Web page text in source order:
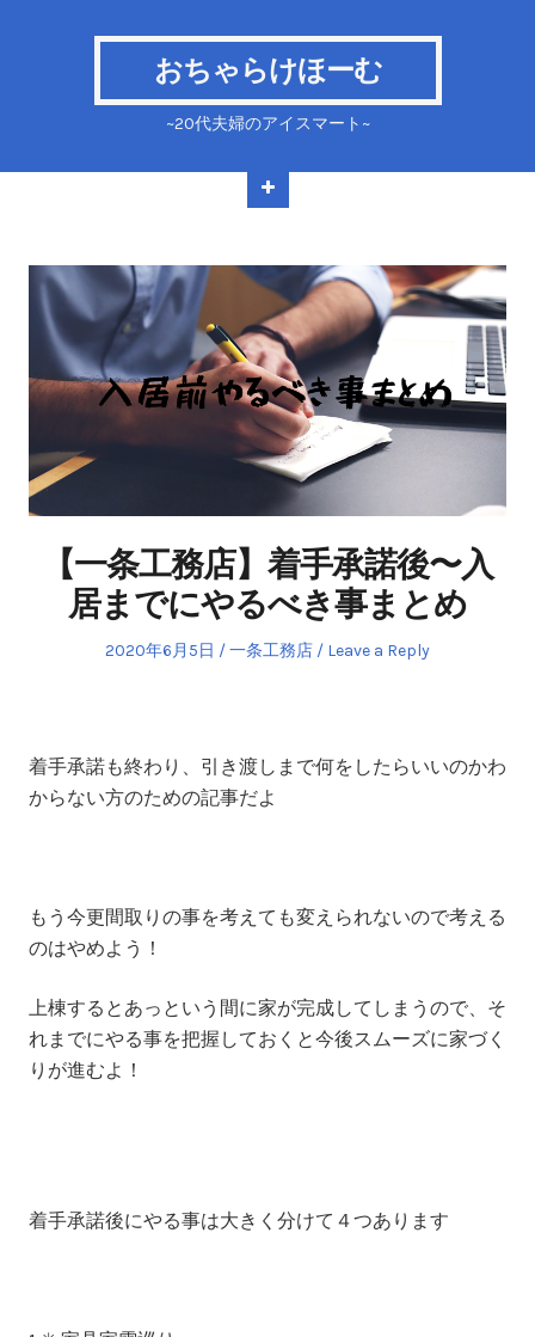
おちゃらけほーむ
~20代夫婦のアイスマート~
【一条工務店】着手承諾後〜入
居までにやるべき事まとめ
Posted
2020年6月5日
Posted
一条工務店 Leave a Reply
着手承諾も終わり、引き渡しまで何をしたらいいのかわ
からない方のための記事だよ
もう今更間取りの事を考えても変えられないので考える
のはやめよう！
上棟するとあっという間に家が完成してしまうので、そ
れまでにやる事を把握しておくと今後スムーズに家づく
りが進むよ！
着手承諾後にやる事は大きく分けて４つあります